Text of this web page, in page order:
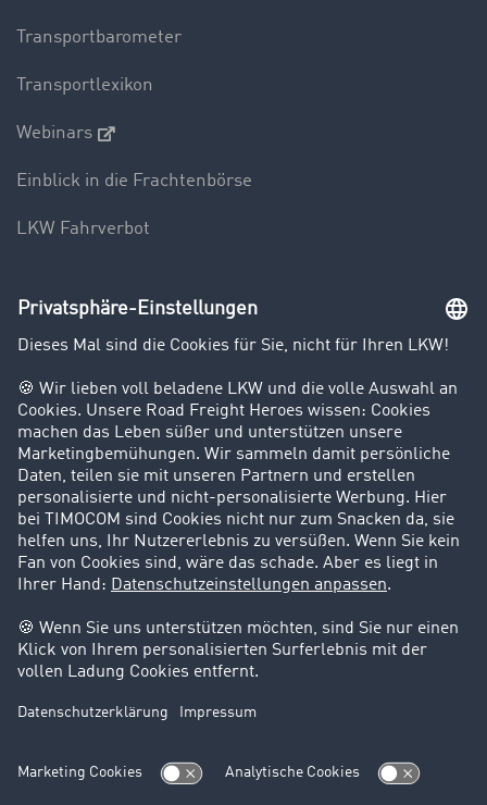
Transportbarometer
Transportlexikon
Webinars
Einblick in die Frachtenbörse
LKW Fahrverbot
Unternehmen
Kunden werben Kunden
Success Stories
Karriere
Support
Kontakt
Rechtliches
Impressum
AGB